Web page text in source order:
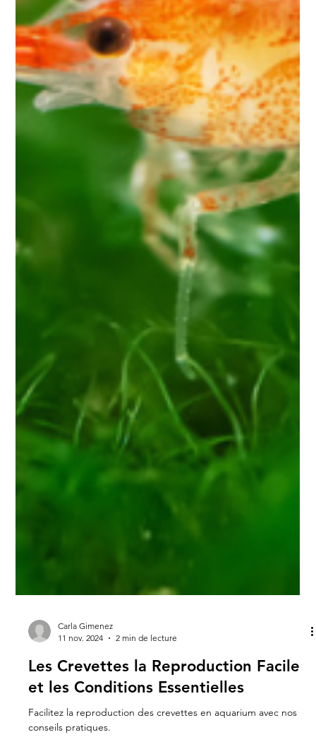
11 nov. 2024
2 min de lecture
Les Crevettes la Reproduction Facile
et les Conditions Essentielles